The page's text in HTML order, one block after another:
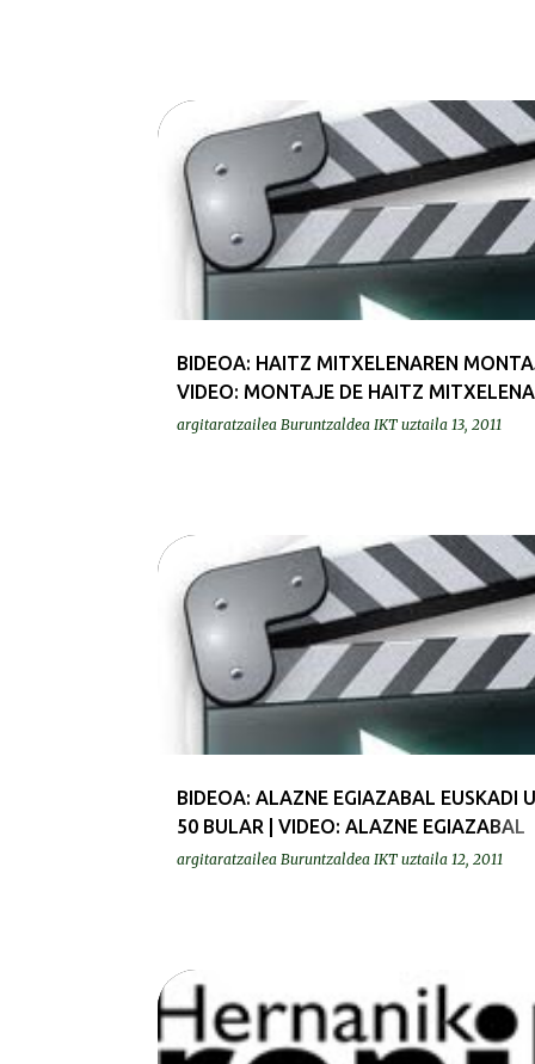
BIDEOA: HAITZ MITXELENAREN
VIDEO: MONTAJE DE HAITZ MITXELENA
argitaratzailea Buruntzaldea IKT uztaila 13, 2011
BIDEOAK | VIDEOS
BIDEOA: ALAZNE EGIAZABAL EUSKADI
50 BULAR | VIDEO: ALAZNE EGIAZABAL
EUSKADI VERANO 50 BRAZA
argitaratzailea Buruntzaldea IKT uztaila 12, 2011
BIDEOAK | VIDEOS
PRENTSA | PRENSA